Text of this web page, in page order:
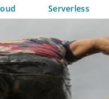
Serverless